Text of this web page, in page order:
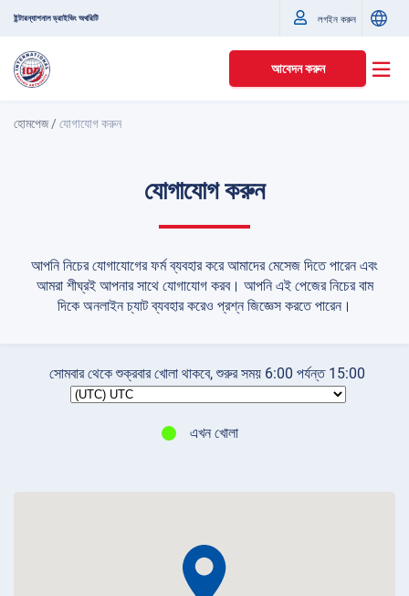
ইন্টারন্যাশনাল ড্রাইভিং অথরিটি লগইন করুন
আবেদন করুন
হোমপেজ/যোগাযোগ করুন
যোগাযোগ করুন
আপনি নিচের যোগাযোগের ফর্ম ব্যবহার করে আমাদের মেসেজ দিতে পারেন এবং
আমরা শীঘ্রই আপনার সাথে যোগাযোগ করব। আপনি এই পেজের নিচের বাম
দিকে অনলাইন চ্যাট ব্যবহার করেও প্রশ্ন জিজ্ঞেস করতে পারেন।
সোমবার থেকে শুক্রবার খোলা থাকবে, শুরুর সময় 6:00 পর্যন্ত 15:00
এখন খোলা